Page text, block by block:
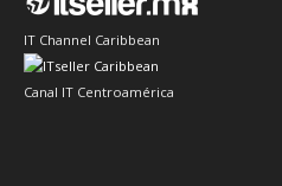
IT Channel Caribbean
Canal IT Centroamérica